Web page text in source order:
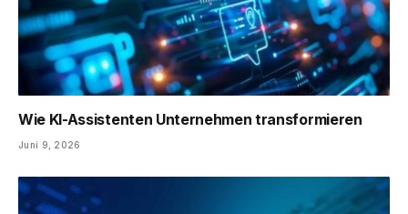
Wie KI-Assistenten Unternehmen transformieren
Juni 9, 2026